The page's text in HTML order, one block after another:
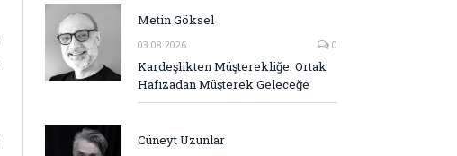
Metin Göksel
03.08.2026 0
Kardeşlikten Müşterekliğe: Ortak
Hafızadan Müşterek Geleceğe
Cüneyt Uzunlar